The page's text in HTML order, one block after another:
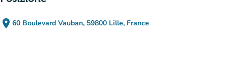
place 60 Boulevard Vauban, 59800 Lille, France
(apri in Google Maps)
(nuova scheda)